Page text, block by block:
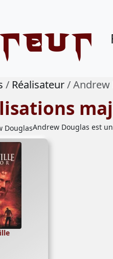
Réalisateur Andrew
Andrew Douglas est